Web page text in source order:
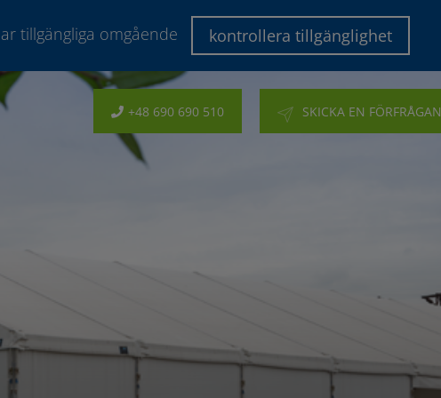
tillgängliga omgående kontrollera tillgänglighet
+48 690 690 510 SKICKA EN FÖRFRÅGAN